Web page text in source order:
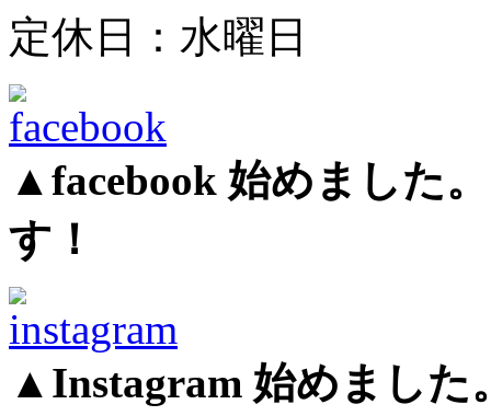
定休日：水曜日
▲facebook 始めました
す！
▲Instagram 始めました